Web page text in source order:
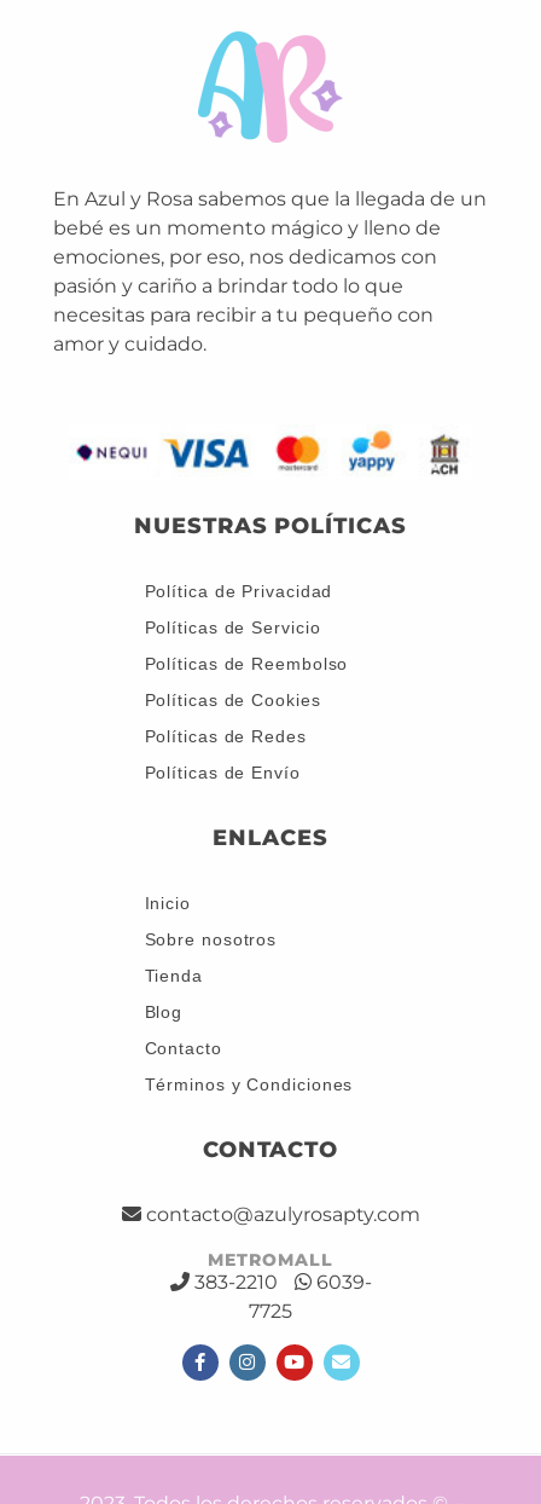
En Azul y Rosa sabemos que la llegada de un
bebé es un momento mágico y lleno de
emociones, por eso, nos dedicamos con
pasión y cariño a brindar todo lo que
necesitas para recibir a tu pequeño con
amor y cuidado.
NUESTRAS POLÍTICAS
Política de Privacidad
Políticas de Servicio
Políticas de Reembolso
Políticas de Cookies
Políticas de Redes
Políticas de Envío
ENLACES
Inicio
Sobre nosotros
Tienda
Blog
Contacto
Términos y Condiciones
CONTACTO
contacto@azulyrosapty.com
METROMALL
383-2210
6039-
7725